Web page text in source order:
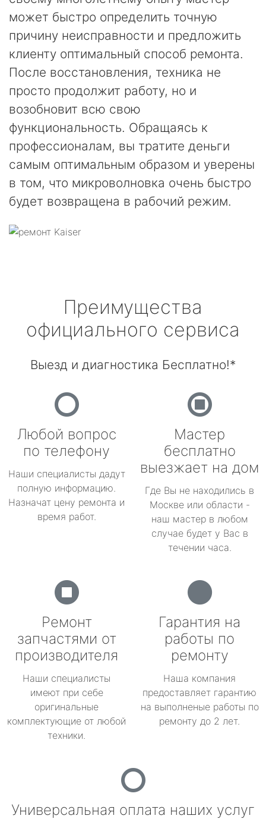
может быстро определить точную
причину неисправности и предложить
клиенту оптимальный способ ремонта.
После восстановления, техника не
просто продолжит работу, но и
возобновит всю свою
функциональность. Обращаясь к
профессионалам, вы тратите деньги
самым оптимальным образом и уверены
в том, что микроволновка очень быстро
будет возвращена в рабочий режим.
Преимущества
официального сервиса
Выезд и диагностика Бесплатно!*
Любой вопрос
по телефону
Наши специалисты дадут
полную информацию.
Назначат цену ремонта и
время работ.
Мастер
бесплатно
выезжает на дом
Где Вы не находились в
Москве или области -
наш мастер в любом
случае будет у Вас в
течении часа.
Ремонт
запчастями от
производителя
Наши специалисты
имеют при себе
оригинальные
комплектующие от любой
техники.
Гарантия на
работы по
ремонту
Наша компания
предоставляет гарантию
на выполненые работы по
ремонту до 2 лет.
Универсальная оплата наших услуг